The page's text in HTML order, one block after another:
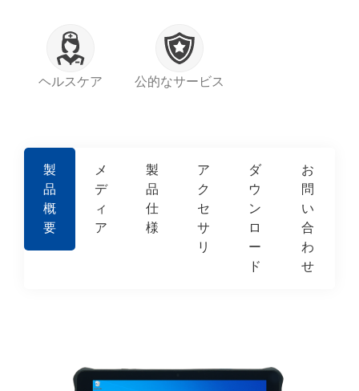
ヘルスケア 公的なサービス
製
品
概
要
メ
デ
ィ
ア
製
品
仕
様
ア
ク
セ
サ
リ
ダ
ウ
ン
ロ
ー
ド
お
問
い
合
わ
せ